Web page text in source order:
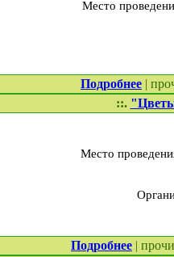
Место
Подробнее |
::.
Место
Подробнее |